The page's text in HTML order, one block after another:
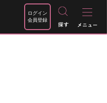
ログイン
会員登録